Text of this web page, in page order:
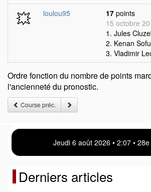
💥 loulou95 17 points
15 octobre
1. Jules
2. Kenan
3. Vladimir
Ordre fonction du nombre de points
l'ancienneté du pronostic.
Course préc.
Jeudi 6 août 2026 • 2:07 •
Derniers articles